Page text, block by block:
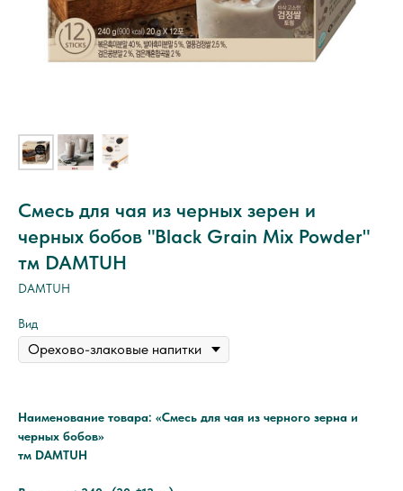
Смесь для чая из черных зерен и
черных бобов "Black Grain Mix Powder"
тм DAMTUH
DAMTUH
Вид
Наименование товара: «Смесь для чая из черного зерна и
черных бобов»
тм DAMTUH